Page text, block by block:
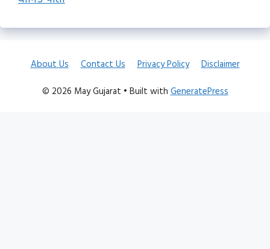
About Us Contact Us Privacy Policy
Disclaimer
© 2026 May Gujarat • Built with GeneratePress